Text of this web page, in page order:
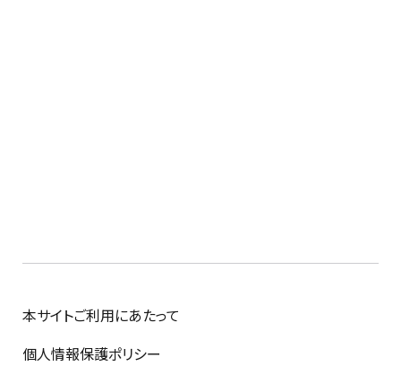
本サイトご利用にあたって
個人情報保護ポリシー